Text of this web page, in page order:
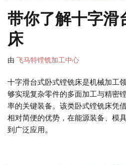
带你了解十字滑
床
由 飞马特镗铣加工中心
十字滑台式卧式镗铣床是机械加工
够实现复杂零件的多面加工与精密
率的关键装备。该类卧式镗铣床​凭
相对简便的优势，在能源装备、模
到广泛应用。